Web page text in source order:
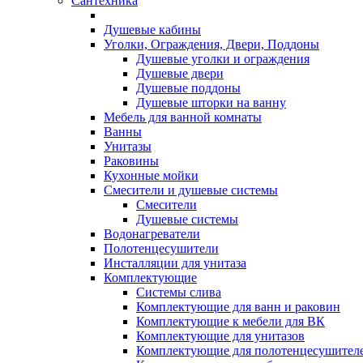
Душевые кабины
Уголки, Ограждения, Двери, Поддоны
Душевые уголки и ограждения
Душевые двери
Душевые поддоны
Душевые шторки на ванну
Мебель для ванной комнаты
Ванны
Унитазы
Раковины
Кухонные мойки
Смесители и душевые системы
Смесители
Душевые системы
Водонагреватели
Полотенцесушители
Инсталляции для унитаза
Комплектующие
Системы слива
Комплектующие для ванн и раковин
Комплектующие к мебели для ВК
Комплектующие для унитазов
Комплектующие для